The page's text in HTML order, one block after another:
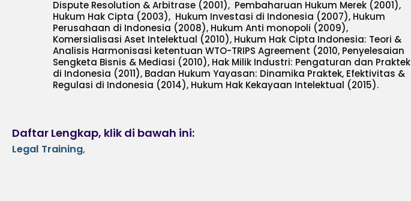
Dispute Resolution & Arbitrase (2001), Pembaharuan Hukum Merek (2001),
Hukum Hak Cipta (2003), Hukum Investasi di Indonesia (2007), Hukum
Perusahaan di Indonesia (2008), Hukum Anti monopoli (2009),
Komersialisasi Aset Intelektual (2010), Hukum Hak Cipta Indonesia: Teori &
Analisis Harmonisasi ketentuan WTO-TRIPS Agreement (2010, Penyelesaian
Sengketa Bisnis & Mediasi (2010), Hak Milik Industri: Pengaturan dan Praktek
di Indonesia (2011), Badan Hukum Yayasan: Dinamika Praktek, Efektivitas &
Regulasi di Indonesia (2014), Hukum Hak Kekayaan Intelektual (2015).
Daftar Lengkap, klik di bawah ini:
Legal Training,